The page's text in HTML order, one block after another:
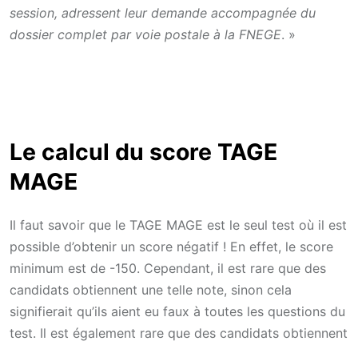
session, adressent leur demande accompagnée du
dossier complet par voie postale à la FNEGE. »
Le calcul du score TAGE
MAGE
Il faut savoir que le TAGE MAGE est le seul test où il est
possible d’obtenir un score négatif ! En effet, le score
minimum est de -150. Cependant, il est rare que des
candidats obtiennent une telle note, sinon cela
signifierait qu’ils aient eu faux à toutes les questions du
test. Il est également rare que des candidats obtiennent